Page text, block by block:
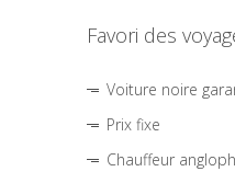
Favori des
Voiture noire
Prix fixe
Chauffeur